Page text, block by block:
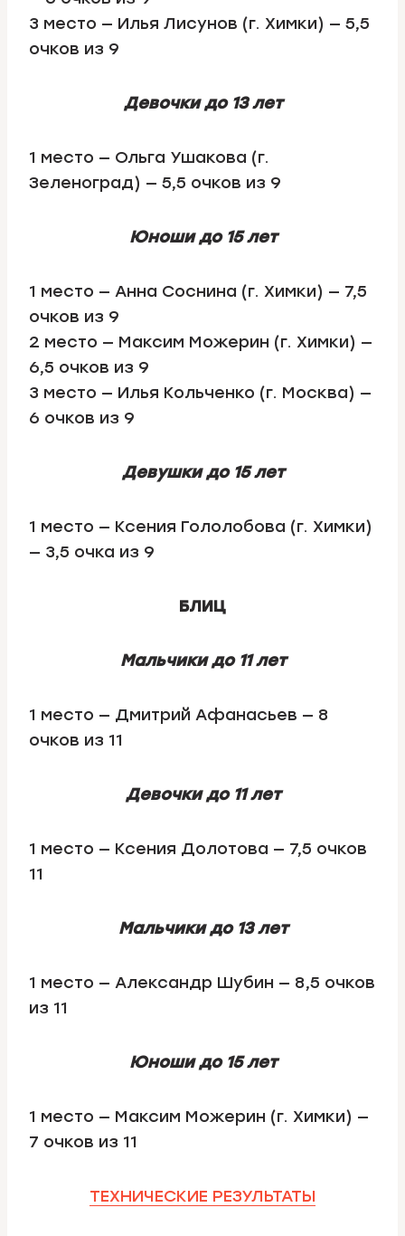
3 место — Илья Лисунов (г. Химки) — 5,5
очков из 9
Девочки до 13 лет
1 место — Ольга Ушакова (г.
Зеленоград) — 5,5 очков из 9
Юноши до 15 лет
1 место — Анна Соснина (г. Химки) — 7,5
очков из 9
2 место — Максим Можерин (г. Химки) —
6,5 очков из 9
3 место — Илья Кольченко (г. Москва) —
6 очков из 9
Девушки до 15 лет
1 место — Ксения Гололобова (г. Химки)
— 3,5 очка из 9
БЛИЦ
Мальчики до 11 лет
1 место — Дмитрий Афанасьев — 8
очков из 11
Девочки до 11 лет
1 место — Ксения Долотова — 7,5 очков
11
Мальчики до 13 лет
1 место — Александр Шубин — 8,5 очков
из 11
Юноши до 15 лет
1 место — Максим Можерин (г. Химки) —
7 очков из 11
ТЕХНИЧЕСКИЕ РЕЗУЛЬТАТЫ